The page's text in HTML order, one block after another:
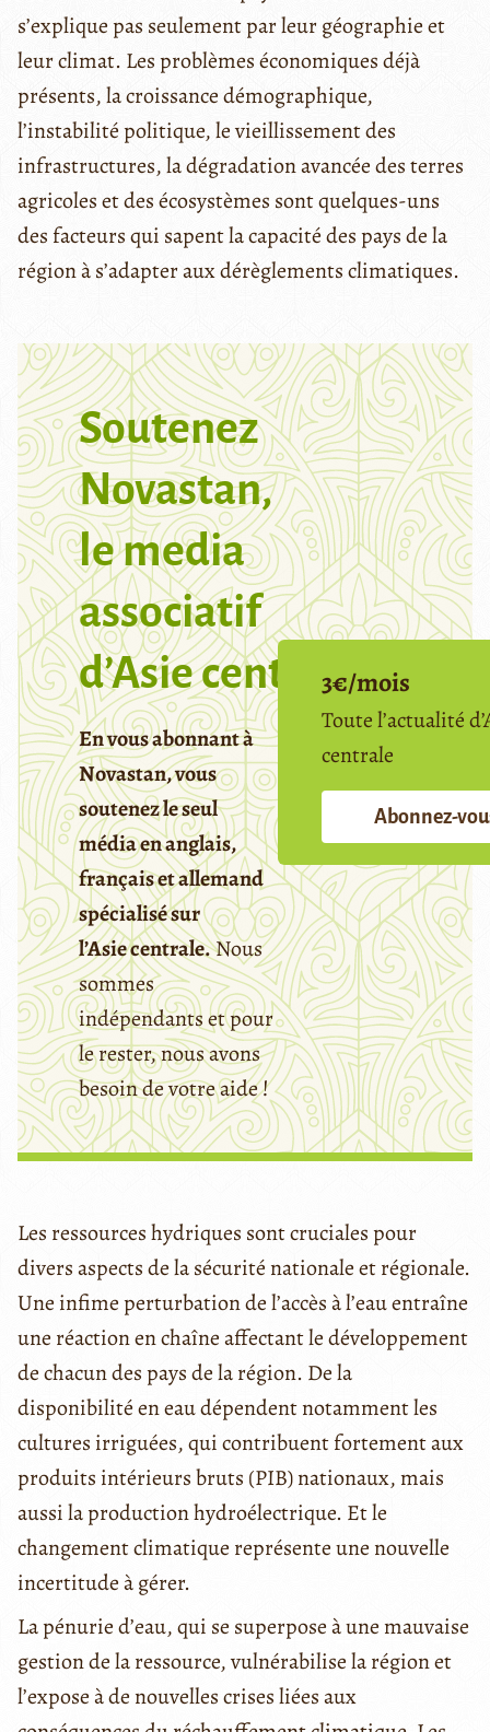
s’explique pas seulement par leur géographie et
leur climat. Les problèmes économiques déjà
présents, la croissance démographique,
l’instabilité politique, le vieillissement des
infrastructures, la dégradation avancée des terres
agricoles et des écosystèmes sont quelques-uns
des facteurs qui sapent la capacité des pays de la
région à s’adapter aux dérèglements climatiques.
Soutenez
Novastan,
le media
associatif
d’Asie centrale
En vous abonnant à
Novastan, vous
soutenez le seul
média en anglais,
français et allemand
spécialisé sur
l’Asie centrale.Nous
sommes
indépendants et pour
le rester, nous avons
besoin de votre aide !
3€/mois
Toute l’actualité
centrale
Abonnez-
Les ressources hydriques sont cruciales pour
divers aspects de la sécurité nationale et régionale.
Une infime perturbation de l’accès à l’eau entraîne
une réaction en chaîne affectant le développement
de chacun des pays de la région. De la
disponibilité en eau dépendent notamment les
cultures irriguées, qui contribuent fortement aux
produits intérieurs bruts (PIB) nationaux, mais
aussi la production hydroélectrique. Et le
changement climatique représente une nouvelle
incertitude à gérer.
La pénurie d’eau, qui se superpose à une mauvaise
gestion de la ressource, vulnérabilise la région et
l’expose à de nouvelles crises liées aux